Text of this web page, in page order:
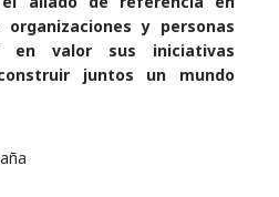
y personas
en valor sus iniciativas
juntos un mundo